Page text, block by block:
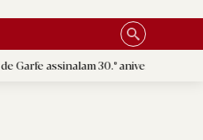
30.º aniversário em setembro